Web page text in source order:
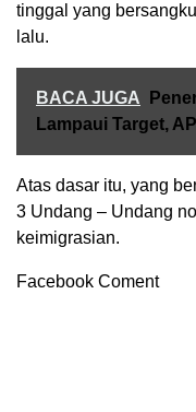
tinggal yang
lalu.
BACA JUGA
Lampaui Target,
Atas dasar itu, yang
3 Undang – Undang
keimigrasian.
Facebook Coment